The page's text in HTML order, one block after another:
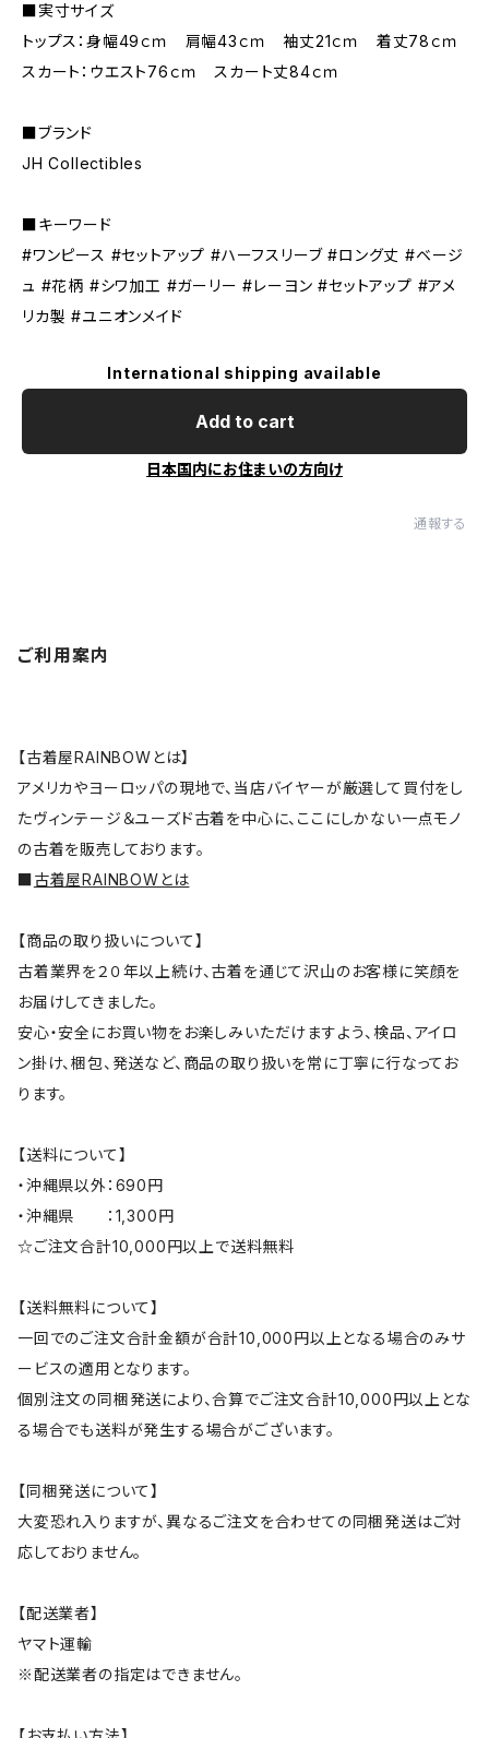
■実寸サイズ
トップス：身幅49ｃｍ 肩幅43ｃｍ 袖丈21ｃｍ 着丈78ｃｍ
スカート：ウエスト76ｃｍ スカート丈84ｃｍ
■ブランド
JH Collectibles
■キーワード
#ワンピース #セットアップ #ハーフスリーブ #ロング丈 #ベージ
ュ #花柄 #シワ加工 #ガーリー #レーヨン #セットアップ #アメ
リカ製 #ユニオンメイド
International shipping available
Add to cart
日本国内にお住まいの方向け
通報する
ご利用案内
【古着屋RAINBOWとは】
アメリカやヨーロッパの現地で、当店バイヤーが厳選して買付をし
たヴィンテージ＆ユーズド古着を中心に、ここにしかない一点モノ
の古着を販売しております。
■古着屋RAINBOWとは
【商品の取り扱いについて】
古着業界を２０年以上続け、古着を通じて沢山のお客様に笑顔を
お届けしてきました。
安心・安全にお買い物をお楽しみいただけますよう、検品、アイロ
ン掛け、梱包、発送など、商品の取り扱いを常に丁寧に行なってお
ります。
【送料について】
・沖縄県以外：690円
・沖縄県 ：1,300円
☆ご注文合計10,000円以上で送料無料
【送料無料について】
一回でのご注文合計金額が合計10,000円以上となる場合のみサ
ービスの適用となります。
個別注文の同梱発送により、合算でご注文合計10,000円以上とな
る場合でも送料が発生する場合がございます。
【同梱発送について】
大変恐れ入りますが、異なるご注文を合わせての同梱発送はご対
応しておりません。
【配送業者】
ヤマト運輸
※配送業者の指定はできません。